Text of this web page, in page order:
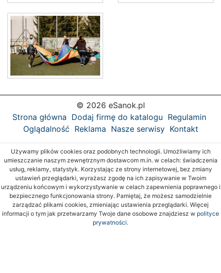
© 2026 eSanok.pl
Strona główna Dodaj firmę do katalogu Regulamin
Oglądalność Reklama Nasze serwisy Kontakt
Używamy plików cookies oraz podobnych technologii. Umożliwiamy ich
umieszczanie naszym zewnętrznym dostawcom m.in. w celach: świadczenia
usług, reklamy, statystyk. Korzystając ze strony internetowej, bez zmiany
ustawień przeglądarki, wyrażasz zgodę na ich zapisywanie w Twoim
urządzeniu końcowym i wykorzystywanie w celach zapewnienia poprawnego i
bezpiecznego funkcjonowania strony. Pamiętaj, że możesz samodzielnie
zarządzać plikami cookies, zmieniając ustawienia przeglądarki. Więcej
informacji o tym jak przetwarzamy Twoje dane osobowe znajdziesz w polityce
prywatności.